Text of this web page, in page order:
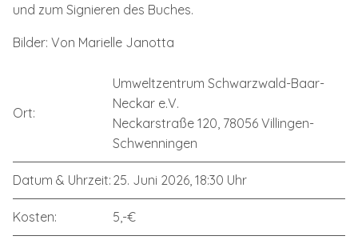
und zum Signieren des Buches.
Bilder: Von Marielle Janotta
Ort:
Umweltzentrum Schwarzwald-Baar-
Neckar e.V.
Neckarstraße 120, 78056 Villingen-
Schwenningen
Datum & Uhrzeit: 25. Juni 2026, 18:30 Uhr
Kosten: 5,-€